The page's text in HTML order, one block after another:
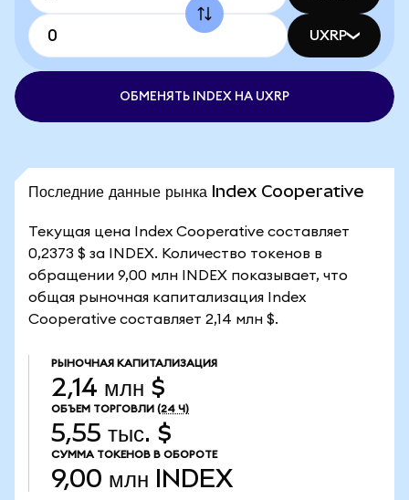
UXRP
ОБМЕНЯТЬ INDEX НА UXRP
Последние данные рынка Index Cooperative
Текущая цена Index Cooperative составляет
0,2373 $ за INDEX. Количество токенов в
обращении 9,00 млн INDEX показывает, что
общая рыночная капитализация Index
Cooperative составляет 2,14 млн $.
РЫНОЧНАЯ КАПИТАЛИЗАЦИЯ
2,14 млн $
ОБЪЕМ ТОРГОВЛИ (24 Ч)
5,55 тыс. $
СУММА ТОКЕНОВ В ОБОРОТЕ
9,00 млн INDEX